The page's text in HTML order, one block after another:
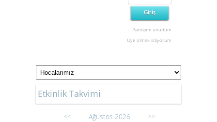
Parolamı unuttum
Üye olmak istiyorum
Etkinlik Takvimi
<< Ağustos 2026 >>